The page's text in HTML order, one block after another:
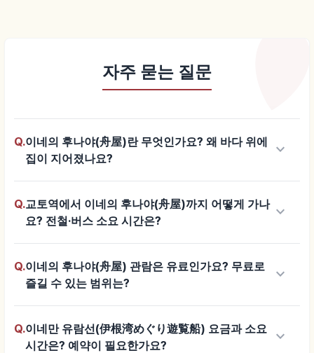
자주 묻는 질문
Q.이네의 후나야(舟屋)란 무엇인가요? 왜 바다 위에
집이 지어졌나요?
keyboard_arrow_down
Q.교토역에서 이네의 후나야(舟屋)까지 어떻게 가나
요? 전철·버스 소요 시간은?
keyboard_arrow_down
Q.이네의 후나야(舟屋) 관람은 유료인가요? 무료로
즐길 수 있는 범위는?
keyboard_arrow_down
Q.이네만 유람선(伊根湾めぐり遊覧船) 요금과 소요
시간은? 예약이 필요한가요?
keyboard_arrow_down